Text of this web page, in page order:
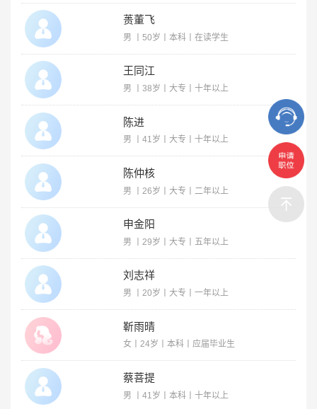
蒉董飞
男 丨50岁丨本科丨在读学生
王同江
男 丨38岁丨大专丨十年以上
陈进
男 丨41岁丨大专丨十年以上
陈仲核
男 丨26岁丨大专丨二年以上
申金阳
男 丨29岁丨大专丨五年以上
刘志祥
男 丨20岁丨大专丨一年以上
靳雨晴
女丨24岁丨本科丨应届毕业生
蔡菩提
男 丨41岁丨本科丨十年以上